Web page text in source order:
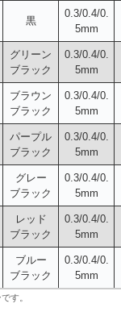
黒
0.3/0.4/0.
5mm
グリーン
ブラック
0.3/0.4/0.
5mm
ブラウン
ブラック
0.3/0.4/0.
5mm
パープル
ブラック
0.3/0.4/0.
5mm
グレー
ブラック
0.3/0.4/0.
5mm
レッド
ブラック
0.3/0.4/0.
5mm
ブルー
ブラック
0.3/0.4/0.
5mm
す。